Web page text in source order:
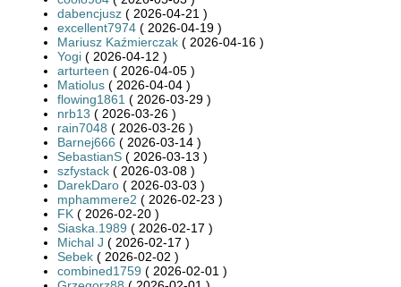
dabencjusz ( 2026-04-21 )
excellent7974 ( 2026-04-19 )
Mariusz Kaźmierczak ( 2026-04-16 )
Yogi ( 2026-04-12 )
arturteen ( 2026-04-05 )
Matiolus ( 2026-04-04 )
flowing1861 ( 2026-03-29 )
nrb13 ( 2026-03-26 )
rain7048 ( 2026-03-26 )
Barnej666 ( 2026-03-14 )
SebastianS ( 2026-03-13 )
szfystack ( 2026-03-08 )
DarekDaro ( 2026-03-03 )
mphammere2 ( 2026-02-23 )
FK ( 2026-02-20 )
Siaska.1989 ( 2026-02-17 )
Michal J ( 2026-02-17 )
Sebek ( 2026-02-02 )
combined1759 ( 2026-02-01 )